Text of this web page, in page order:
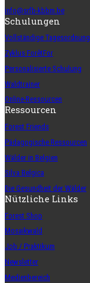
info@srfb-kbbm.be
Schulungen
Vollständige Tagesordnung
Zyklus ForêtFor
Personalisierte Schulung
Waldtrainer
Online-Ressourcen
Ressourcen
Forest Friends
Pädagogische Ressourcen
Wälder in Belgien
Silva Belgica
Die Gesundheit der Wälder
Nützliche Links
Forest Shop
Mosaikwald
Job / Praktikum
Newsletter
Medienbereich